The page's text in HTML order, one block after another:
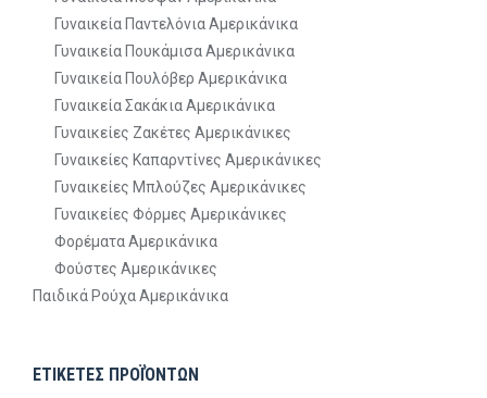
Γυναικεία Παντελόνια Αμερικάνικα
Γυναικεία Πουκάμισα Αμερικάνικα
Γυναικεία Πουλόβερ Αμερικάνικα
Γυναικεία Σακάκια Αμερικάνικα
Γυναικείες Ζακέτες Αμερικάνικες
Γυναικείες Καπαρντίνες Αμερικάνικες
Γυναικείες Μπλούζες Αμερικάνικες
Γυναικείες Φόρμες Αμερικάνικες
Φορέματα Αμερικάνικα
Φούστες Αμερικάνικες
Παιδικά Ρούχα Αμερικάνικα
ΕΤΙΚΕΤΕΣ ΠΡΟΪΌΝΤΩΝ